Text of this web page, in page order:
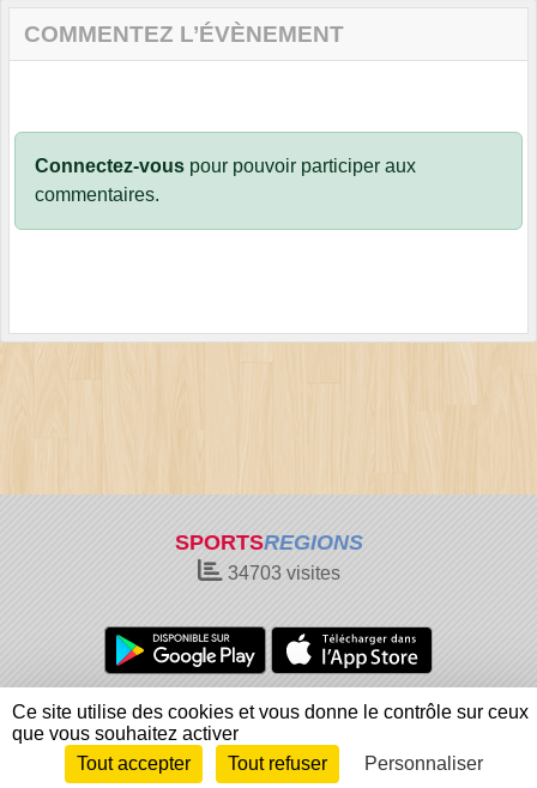
COMMENTEZ L’ÉVÈNEMENT
Connectez-vous pour pouvoir participer aux
commentaires.
SPORTSREGIONS
34703visites
Charte cookies
Gestion des cookies
Informations légales
Signaler un contenu inapproprié
Envie de participer ?
Connexion
Ce site utilise des cookies et vous donne le contrôle sur ceux
que vous souhaitez activer
Tout accepter
Tout refuser Personnaliser